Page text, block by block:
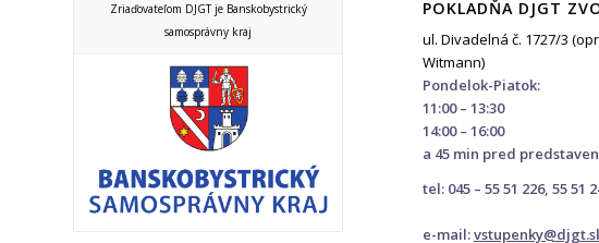
Zriaďovateľom DJGT je Banskobystrický
samosprávny kraj
POKLADŇA DJGT
ul. Divadelná č. 1727/3
Witmann)
Pondelok-Piatok:
11:00 – 13:30
14:00 – 16:00
a 45 min pred
tel: 045 – 55 51 226, 55 51
e-mail: